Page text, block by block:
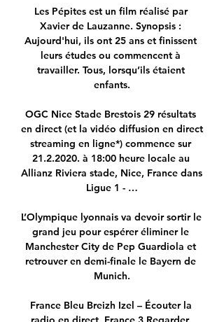
Les Pépites est un film réalisé par
Xavier de Lauzanne. Synopsis :
Aujourd'hui, ils ont 25 ans et finissent
leurs études ou commencent à
travailler. Tous, lorsqu’ils étaient
enfants.
OGC Nice Stade Brestois 29 résultats
en direct (et la vidéo diffusion en direct
streaming en ligne*) commence sur
21.2.2020. à 18:00 heure locale au
Allianz Riviera stade, Nice, France dans
Ligue 1 - …
L’Olympique lyonnais va devoir sortir le
grand jeu pour espérer éliminer le
Manchester City de Pep Guardiola et
retrouver en demi-finale le Bayern de
Munich.
France Bleu Breizh Izel – Écouter la